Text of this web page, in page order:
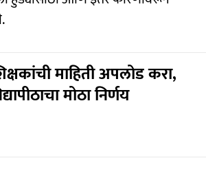
माहिती अपलोड करा,
मोठा निर्णय